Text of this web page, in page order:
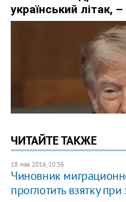
ЧИТАЙТЕ ТАКЖЕ
18 мая 2016, 10:36
Чиновник
проглотить взятку